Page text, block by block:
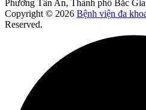
Phường Tân An, Thành phố Bắc
Copyright © 2026 Bệnh viện đa
Reserved.